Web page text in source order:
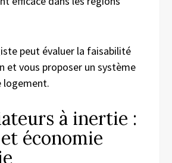
peut évaluer la faisabilité
et vous proposer un système
logement.
à inertie :
économie